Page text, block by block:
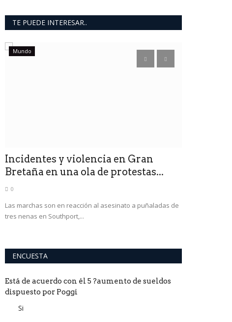
TE PUEDE INTERESAR..
Mundo
Incidentes y violencia en Gran
Bretaña en una ola de protestas...
0
Las marchas son en reacción al asesinato a puñaladas de
tres nenas en Southport,...
ENCUESTA
Está de acuerdo con él 5 ?aumento de sueldos
dispuesto por Poggi
Si